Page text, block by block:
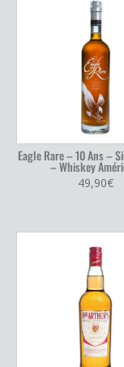
Eagle Rare – 10 Ans –
– Whiskey
49,90€